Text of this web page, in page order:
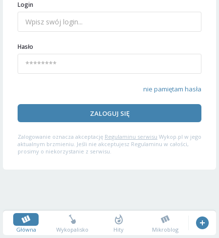
Login
Hasło
nie pamiętam hasła
ZALOGUJ SIĘ
Zalogowanie oznacza akceptację Regulaminu serwisu Wykop.pl w jego
aktualnym brzmieniu. Jeśli nie akceptujesz Regulaminu w całości,
prosimy o niekorzystanie z serwisu.
Główna Wykopalisko Hity Mikroblog